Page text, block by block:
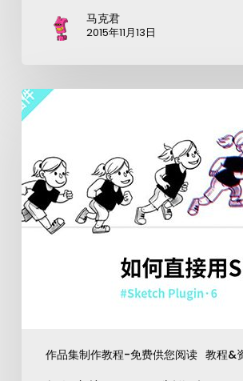
马克君
2015年11月13日
作品集制作教程-免费供您阅读 教程&